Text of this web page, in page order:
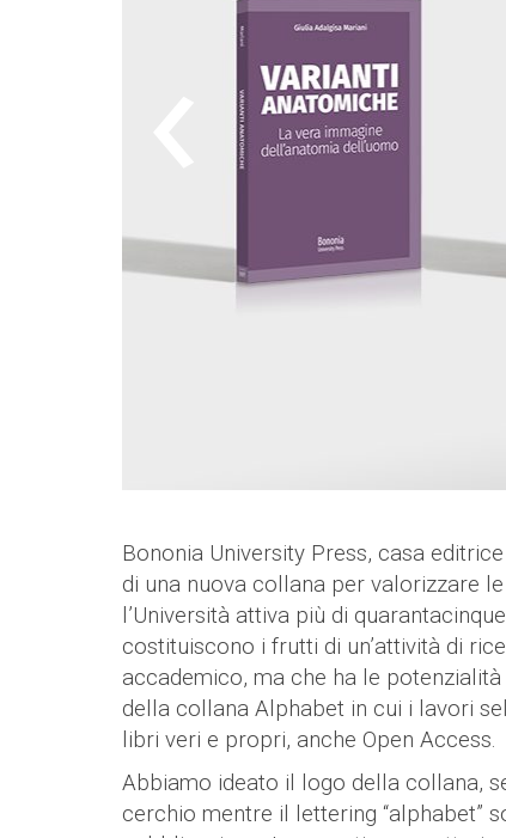
Bononia University Press, casa
di una nuova collana per valorizzare
l’Università attiva più di
costituiscono i frutti di un’attività di
accademico, ma che ha le
della collana Alphabet in cui i lavori
libri veri e propri, anche Open Access.
Abbiamo ideato il logo della collana,
cerchio mentre il lettering “alphabet”